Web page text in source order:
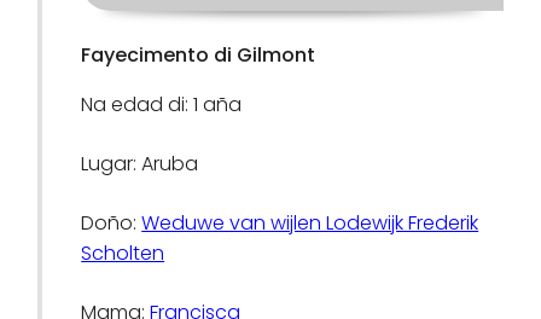
Fayecimento di Gilmont
Na edad di: 1 aña
Lugar: Aruba
Doño:Weduwe van wijlen Lodewijk Frederik
Scholten
Mama:Francisca